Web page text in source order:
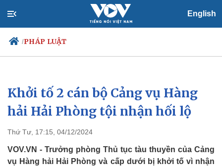
English
/PHÁP LUẬT
Chính trị
Đảng
Tổ chức nhân sự
Nhận diện sự thật
Xã hội
Tin 24h
Dự báo thời tiết
Việc làm
Biển đảo
Khởi tố 2 cán bộ Cảng vụ Hàng
hải Hải Phòng tội nhận hối lộ
Thứ Tư, 17:15, 04/12/2024
VOV.VN - Trưởng phòng Thủ tục tàu thuyền của Cảng
vụ Hàng hải Hải Phòng và cấp dưới bị khởi tố vì nhận